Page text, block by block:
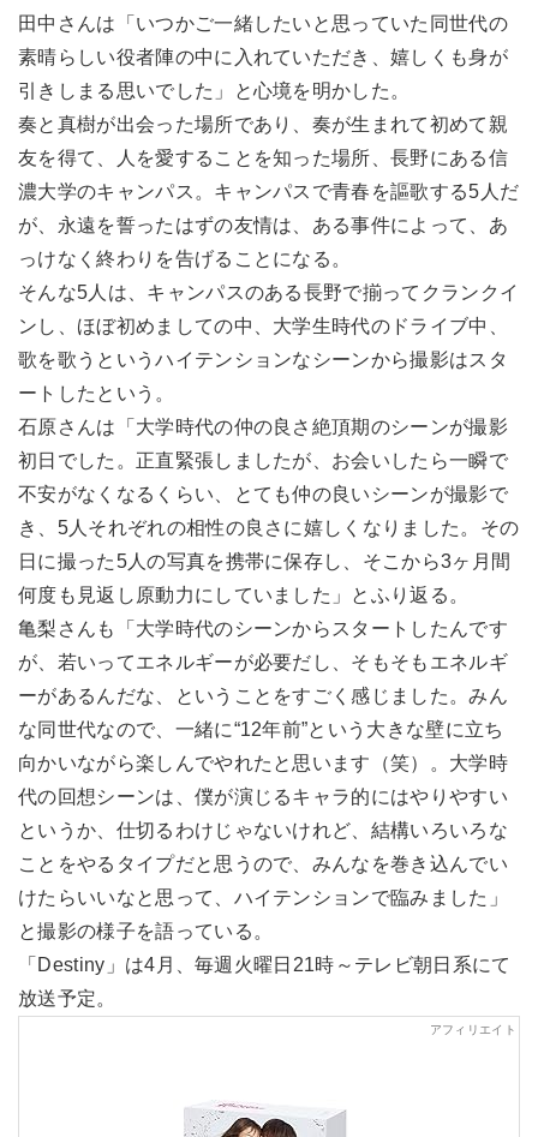
田中さんは「いつかご一緒したいと思っていた同世代の
素晴らしい役者陣の中に入れていただき、嬉しくも身が
引きしまる思いでした」と心境を明かした。
奏と真樹が出会った場所であり、奏が生まれて初めて親
友を得て、人を愛することを知った場所、長野にある信
濃大学のキャンパス。キャンパスで青春を謳歌する5人だ
が、永遠を誓ったはずの友情は、ある事件によって、あ
っけなく終わりを告げることになる。
そんな5人は、キャンパスのある長野で揃ってクランクイ
ンし、ほぼ初めましての中、大学生時代のドライブ中、
歌を歌うというハイテンションなシーンから撮影はスタ
ートしたという。
石原さんは「大学時代の仲の良さ絶頂期のシーンが撮影
初日でした。正直緊張しましたが、お会いしたら一瞬で
不安がなくなるくらい、とても仲の良いシーンが撮影で
き、5人それぞれの相性の良さに嬉しくなりました。その
日に撮った5人の写真を携帯に保存し、そこから3ヶ月間
何度も見返し原動力にしていました」とふり返る。
亀梨さんも「大学時代のシーンからスタートしたんです
が、若いってエネルギーが必要だし、そもそもエネルギ
ーがあるんだな、ということをすごく感じました。みん
な同世代なので、一緒に“12年前”という大きな壁に立ち
向かいながら楽しんでやれたと思います（笑）。大学時
代の回想シーンは、僕が演じるキャラ的にはやりやすい
というか、仕切るわけじゃないけれど、結構いろいろな
ことをやるタイプだと思うので、みんなを巻き込んでい
けたらいいなと思って、ハイテンションで臨みました」
と撮影の様子を語っている。
「Destiny」は4月、毎週火曜日21時～テレビ朝日系にて
放送予定。